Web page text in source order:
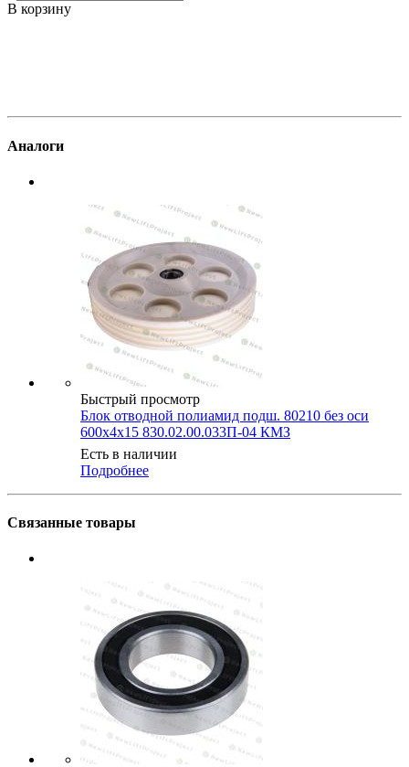
В корзину
Аналоги
Быстрый просмотр
Блок отводной полиамид подш. 80210 без оси
600х4х15 830.02.00.033П-04 КМЗ
Есть в наличии
Подробнее
Связанные товары